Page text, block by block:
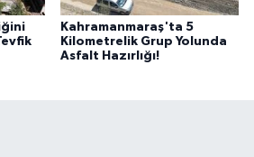
Kahramanmaraş'ta 5
Kilometrelik Grup Yolunda
Asfalt Hazırlığı!